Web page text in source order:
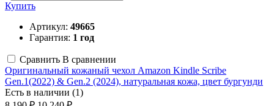
Купить
Артикул: 49665
Гарантия: 1 год
Сравнить В сравнении
Оригинальный кожаный чехол Amazon Kindle Scribe
Gen.1(2022) & Gen.2 (2024), натуральная кожа, цвет бургунди
Есть в наличии (1)